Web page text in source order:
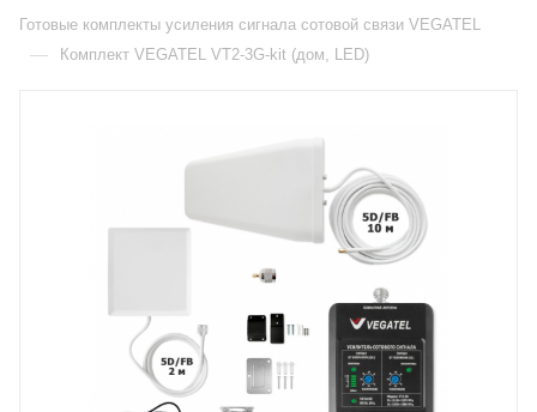
Готовые комплекты усиления сигнала сотовой связи VEGATEL
— Комплект VEGATEL VT2-3G-kit (дом, LED)